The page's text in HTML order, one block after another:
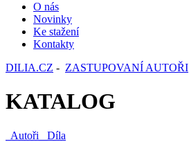
O nás
Novinky
Ke stažení
Kontakty
DILIA.CZ - ZASTUPOVANÍ AUTOŘI
KATALOG
Autoři
Díla